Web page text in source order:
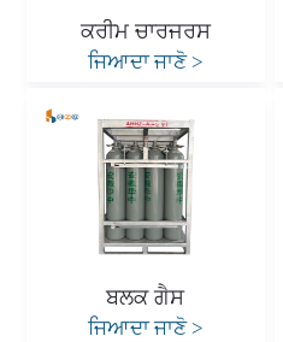
ਕਰੀਮ ਚਾਰਜਰਸ
ਜਿਆਦਾ ਜਾਣੋ>
ਬਲਕ ਗੈਸ
ਜਿਆਦਾ ਜਾਣੋ>